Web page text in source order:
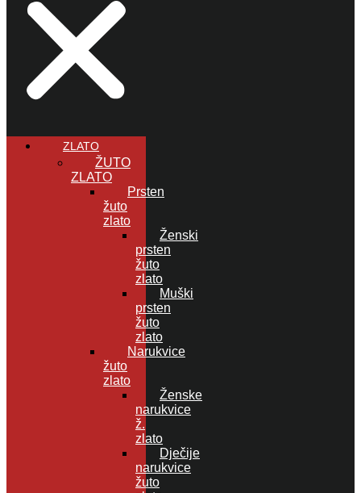
ZLATO
ŽUTO
ZLATO
Prsten
žuto
zlato
Ženski
prsten
žuto
zlato
Muški
prsten
žuto
zlato
Narukvice
žuto
zlato
Ženske
narukvice
ž.
zlato
Dječije
narukvice
žuto